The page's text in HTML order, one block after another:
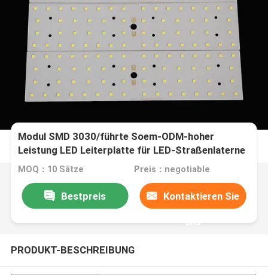
Modul SMD 3030/führte Soem-ODM-hoher
Leistung LED Leiterplatte für LED-Straßenlaterne
MOQ：10 Sätze Preis：negotiable
Bestpreis Kontaktieren Sie
uns
PRODUKT-BESCHREIBUNG